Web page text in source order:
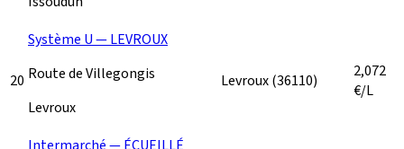
20
Système U — LEVROUX
Route de Villegongis
Levroux
Levroux(36110)
2,072
€/L